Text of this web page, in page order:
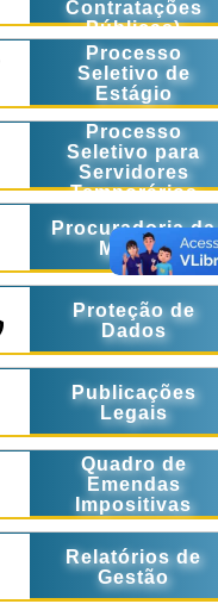
Contratações
Públicas)
Processo
Seletivo de
Estágio
Processo
Seletivo para
Servidores
Temporários
Procuradoria da
Mulher
Proteção de
Dados
Publicações
Legais
Quadro de
Emendas
Impositivas
Relatórios de
Gestão